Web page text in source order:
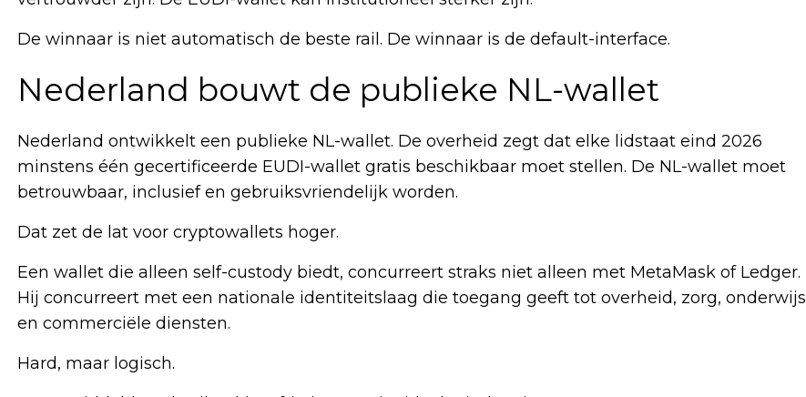
De winnaar is niet automatisch de beste rail. De winnaar is de default-interface.
Nederland bouwt de publieke NL-wallet
Nederland ontwikkelt een publieke NL-wallet. De overheid zegt dat elke lidstaat eind 2026
minstens één gecertificeerde EUDI-wallet gratis beschikbaar moet stellen. De NL-wallet moet
betrouwbaar, inclusief en gebruiksvriendelijk worden.
Dat zet de lat voor cryptowallets hoger.
Een wallet die alleen self-custody biedt, concurreert straks niet alleen met MetaMask of Ledger.
Hij concurreert met een nationale identiteitslaag die toegang geeft tot overheid, zorg, onderwijs
en commerciële diensten.
Hard, maar logisch.